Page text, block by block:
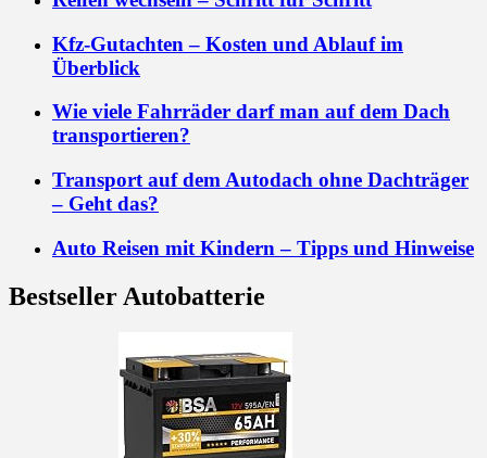
Kfz-Gutachten – Kosten und Ablauf im
Überblick
Wie viele Fahrräder darf man auf dem Dach
transportieren?
Transport auf dem Autodach ohne Dachträger
– Geht das?
Auto Reisen mit Kindern – Tipps und Hinweise
Bestseller Autobatterie